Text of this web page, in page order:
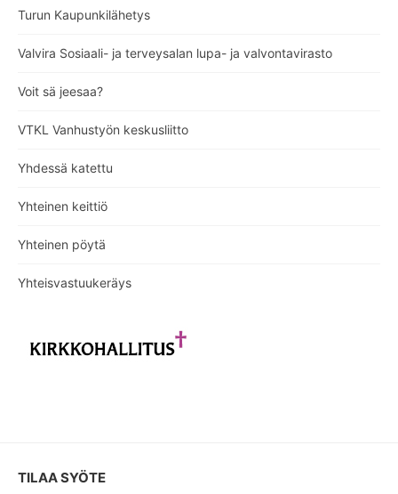
Turun Kaupunkilähetys
Valvira Sosiaali- ja terveysalan lupa- ja valvontavirasto
Voit sä jeesaa?
VTKL Vanhustyön keskusliitto
Yhdessä katettu
Yhteinen keittiö
Yhteinen pöytä
Yhteisvastuukeräys
TILAA SYÖTE